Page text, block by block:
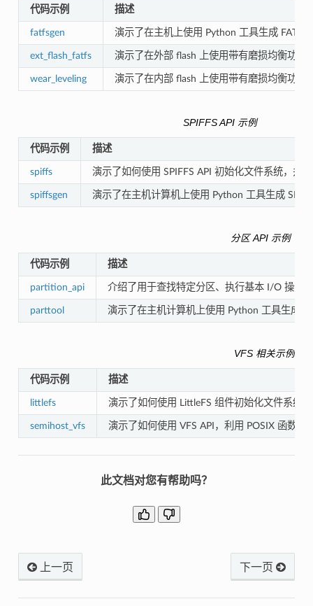
代码示例 描述
fatfsgen 演示了在主机上使用 Python 工具生成 FATFS
ext_flash_fatfs 演示了在外部 flash 上使用带有磨损均衡功能
wear_leveling 演示了在内部 flash 上使用带有磨损均衡功能
SPIFFS API 示例
代码示例 描述
spiffs 演示了如何使用 SPIFFS API 初始化文件系统，并
spiffsgen 演示了在主机计算机上使用 Python 工具生成
分区 API 示例
代码示例 描述
partition_api 介绍了用于查找特定分区、执行基本 I/O 操作
parttool 演示了在主机计算机上使用 Python 工具生成
VFS 相关示例
代码示例 描述
littlefs 演示了如何使用 LittleFS 组件初始化文件系统
semihost_vfs 演示了如何使用 VFS API，利用 POSIX 函数使
此文档对您有帮助吗？
上一页 下一页